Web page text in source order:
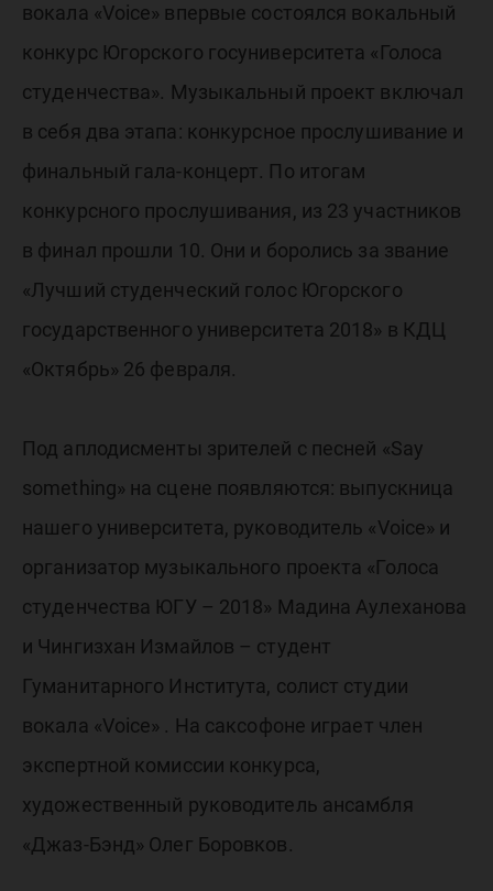
вокала «Voice» впервые состоялся вокальный
конкурс Югорского госуниверситета «Голоса
студенчества». Музыкальный проект включал
в себя два этапа: конкурсное прослушивание и
финальный гала-концерт. По итогам
конкурсного прослушивания, из 23 участников
в финал прошли 10. Они и боролись за звание
«Лучший студенческий голос Югорского
государственного университета 2018» в КДЦ
«Октябрь» 26 февраля.
Под аплодисменты зрителей с песней «Say
something» на сцене появляются: выпускница
нашего университета, руководитель «Voice» и
организатор музыкального проекта «Голоса
студенчества ЮГУ – 2018» Мадина Аулеханова
и Чингизхан Измайлов – студент
Гуманитарного Института, солист студии
вокала «Voice» . На саксофоне играет член
экспертной комиссии конкурса,
художественный руководитель ансамбля
«Джаз-Бэнд» Олег Боровков.